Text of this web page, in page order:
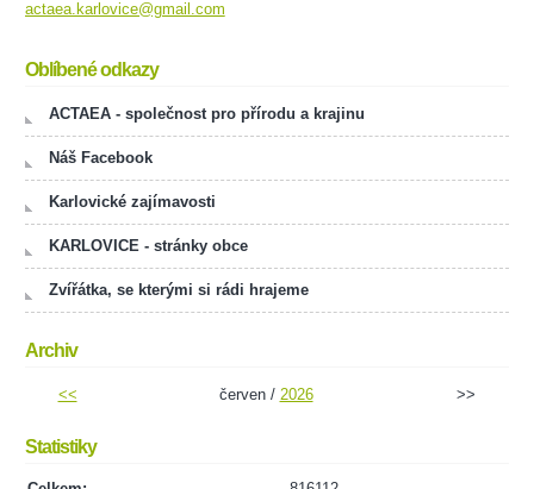
actaea.karlovice@gmail.com
Oblíbené odkazy
ACTAEA - společnost pro přírodu a krajinu
Náš Facebook
Karlovické zajímavosti
KARLOVICE - stránky obce
Zvířátka, se kterými si rádi hrajeme
Archiv
<< červen / 2026 >>
Statistiky